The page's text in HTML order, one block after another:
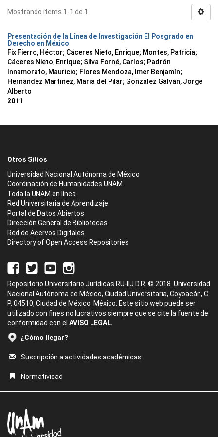
Mostrando ítems 1-1 de 1
Presentación de la Línea de Investigación El Posgrado en
Derecho en México
Fix Fierro, Héctor; Cáceres Nieto, Enrique; Montes, Patricia;
Cáceres Nieto, Enrique; Silva Forné, Carlos; Padrón
Innamorato, Mauricio; Flores Mendoza, Imer Benjamín;
Hernández Martínez, María del Pilar; González Galván, Jorge
Alberto
2011
Otros Sitios
Universidad Nacional Autónoma de México
Coordinación de Humanidades UNAM
Toda la UNAM en línea
Red Universitaria de Aprendizaje
Portal de Datos Abiertos
Dirección General de Bibliotecas
Red de Acervos Digitales
Directory of Open Access Repositories
Repositorio Universitario Jurídicas RU-IIJ D.R. © 2018. Universidad
Nacional Autónoma de México, Ciudad Universitaria, Coyoacán, C.
P. 04510, Ciudad de México, México. Este sitio web puede ser
utilizado con fines no lucrativos siempre que se cite la fuente de
conformidad con el AVISO LEGAL.
¿Cómo llegar?
Suscripción a actividades académicas
Normatividad